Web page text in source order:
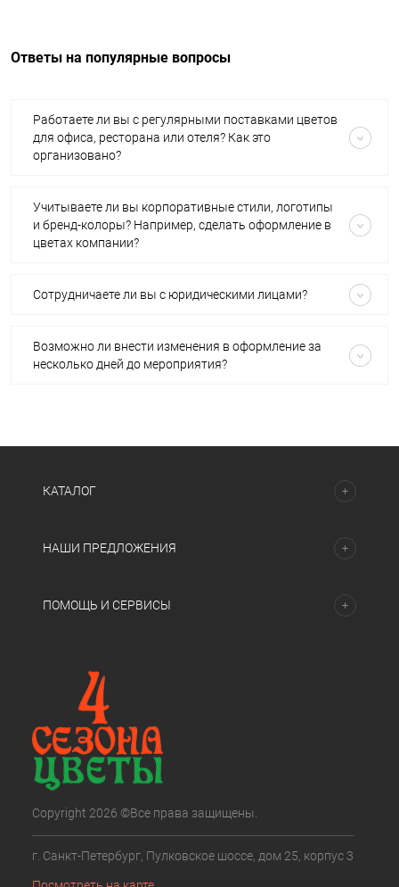
Ответы на популярные вопросы
Работаете ли вы с регулярными поставками цветов
для офиса, ресторана или отеля? Как это
организовано?
Учитываете ли вы корпоративные стили, логотипы
и бренд-колоры? Например, сделать оформление в
цветах компании?
Сотрудничаете ли вы с юридическими лицами?
Возможно ли внести изменения в оформление за
несколько дней до мероприятия?
КАТАЛОГ
НАШИ ПРЕДЛОЖЕНИЯ
ПОМОЩЬ И СЕРВИСЫ
Copyright 2026 ©Все права защищены.
г. Санкт-Петербург, Пулковское шоссе, дом 25, корпус 3